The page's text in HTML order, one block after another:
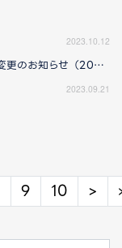
2023.10.12
大型アップデートに伴う仕様変更のお知らせ（2023/10/12 17:00更新）
2023.09.21
9 10 >